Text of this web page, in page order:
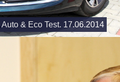
& Eco Test. 17.06.2014